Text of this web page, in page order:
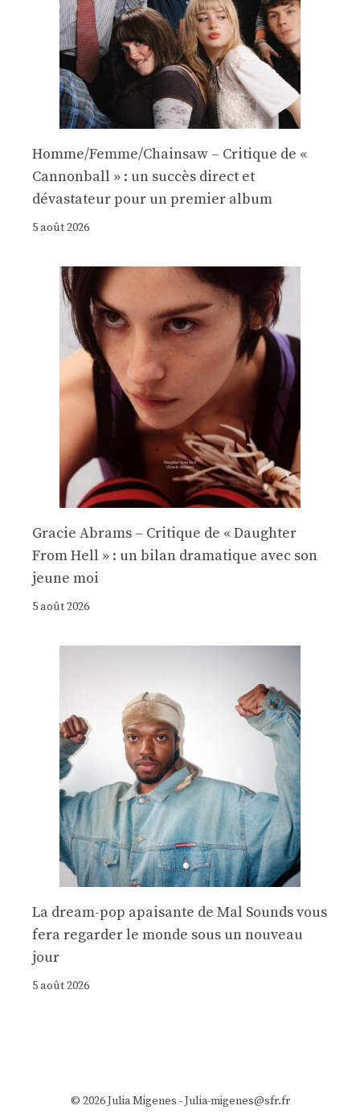
Homme/Femme/Chainsaw – Critique de «
Cannonball » : un succès direct et
dévastateur pour un premier album
5 août 2026
Gracie Abrams – Critique de « Daughter
From Hell » : un bilan dramatique avec son
jeune moi
5 août 2026
La dream-pop apaisante de Mal Sounds vous
fera regarder le monde sous un nouveau
jour
5 août 2026
© 2026 Julia Migenes - Julia-migenes@sfr.fr